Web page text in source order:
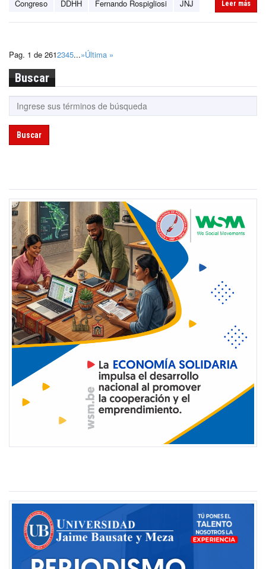
Congreso DDHH Fernando Rospigliosi JNJ Leer más
Pag. 1 de 2612345...»Última »
Buscar
Buscar